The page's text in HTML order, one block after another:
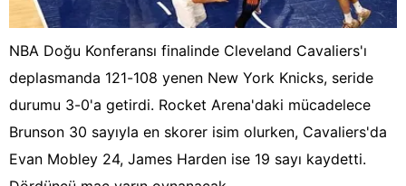
NBA Doğu Konferansı finalinde Cleveland Cavaliers'ı
deplasmanda 121-108 yenen New York Knicks, seride
durumu 3-0'a getirdi. Rocket Arena'daki mücadelece
Brunson 30 sayıyla en skorer isim olurken, Cavaliers'da
Evan Mobley 24, James Harden ise 19 sayı kaydetti.